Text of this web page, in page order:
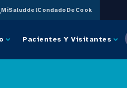
MiSaluddelCondadoDeCook
Pacientes Y Visitantes